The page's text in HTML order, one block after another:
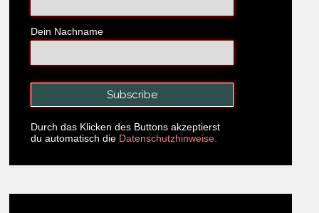
Dein Nachname
Durch das Klicken des Buttons akzeptierst
du automatisch die Datenschutzhinweise.